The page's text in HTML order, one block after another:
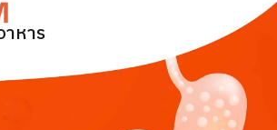
หาร